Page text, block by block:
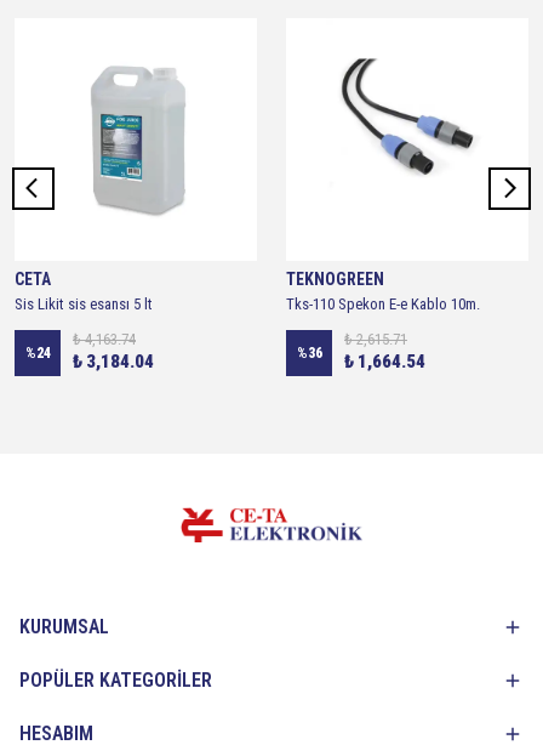
CETA
Sis Likit sis esansı 5 lt
%24
₺ 4,163.74
₺ 3,184.04
TEKNOGREEN
Tks-110 Spekon E-e Kablo 10m.
%36
₺ 2,615.71
₺ 1,664.54
KURUMSAL
POPÜLER KATEGORİLER
HESABIM